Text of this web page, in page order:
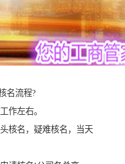
名流程?
作左右。
核名，疑难核名，当天